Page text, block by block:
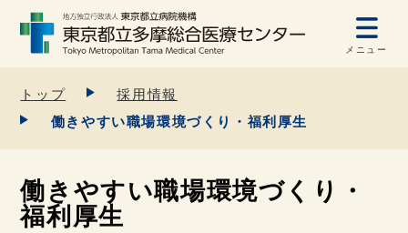
メニュー
トップ
採用情報
働きやすい職場環境づくり・福利厚生
働きやすい職場環境づくり・
福利厚生